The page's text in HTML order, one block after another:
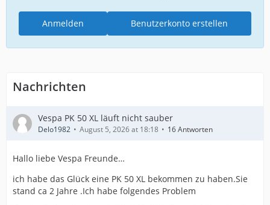
Benutzerkonto erstellen
Anmelden
Nachrichten
Vespa PK 50 XL läuft nicht sauber
Delo1982 August 5, 2026 at 18:18 16 Antworten
Hallo liebe Vespa Freunde…
ich habe das Glück eine PK 50 XL bekommen zu haben.Sie
stand ca 2 Jahre .Ich habe folgendes Problem